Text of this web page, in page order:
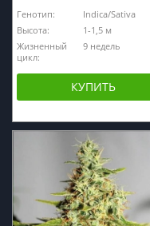
Генотип:
Indica/Sativa
Высота:
1-1,5 м
Жизненный
цикл:
9 недель
КУПИТЬ